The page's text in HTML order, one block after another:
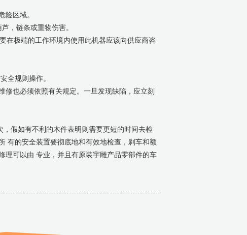
险区域。
，链条或重物伤害。
在极端的工作环境内使用此机器应该向供应商咨
全规则操作。
也必须依照有关规定。一旦发现缺陷，应立刻
假如有不利的木件表明则需要更短的时间去检
有的安全装置要彻底地和有效地检查，刹车和额
理可以由 专业，并且有原装宇雕产品零部件的车